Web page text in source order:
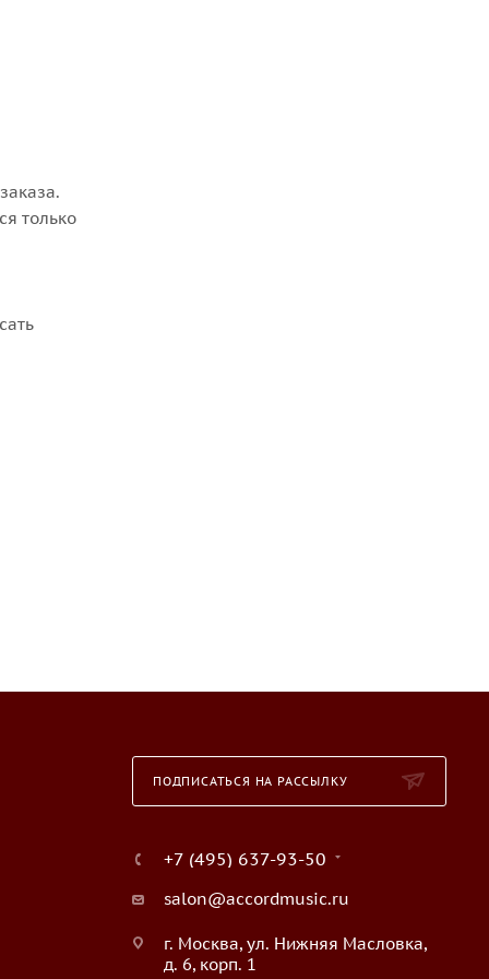
только
ПОДПИСАТЬСЯ НА РАССЫЛКУ
+7 (495) 637-93-50
salon@accordmusic.ru
г. Москва, ул. Нижняя Масловка,
д. 6, корп. 1